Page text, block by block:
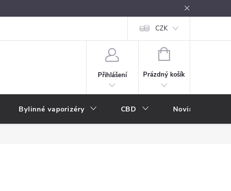
Vše o e-kouření Nákupní rádce
CZK
Přihlášení
NÁKUPNÍ
Prázdný košík
Bylinné vaporizéry CBD Novinky